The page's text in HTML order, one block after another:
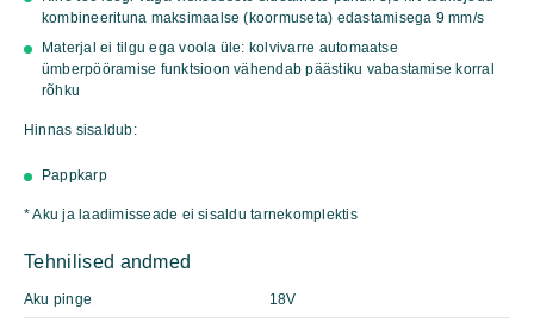
kombineerituna maksimaalse (koormuseta) edastamisega 9 mm/s
Materjal ei tilgu ega voola üle: kolvivarre automaatse
ümberpööramise funktsioon vähendab päästiku vabastamise korral
rõhku
Hinnas sisaldub:
Pappkarp
* Aku ja laadimisseade ei sisaldu tarnekomplektis
Tehnilised andmed
Aku pinge 18V